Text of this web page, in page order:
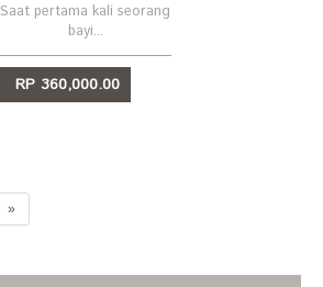
Saat pertama kali seorang
bayi...
RP 360,000.00
»